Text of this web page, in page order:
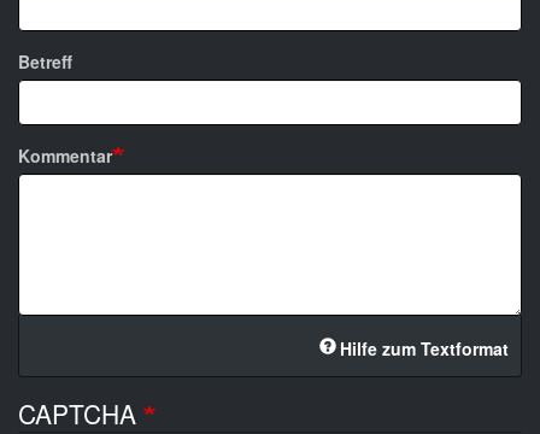
Betreff
Kommentar
Hilfe zum Textformat
CAPTCHA